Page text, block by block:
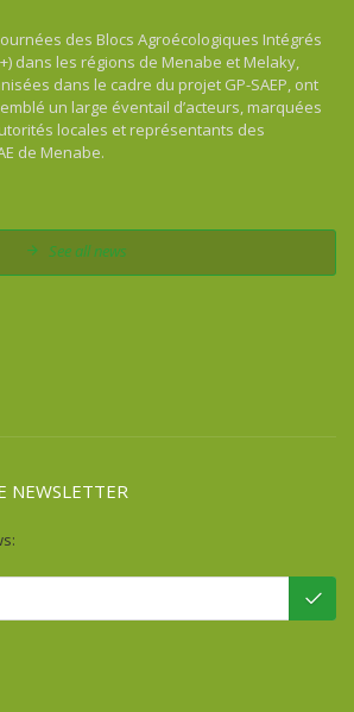
des Blocs Agroécologiques Intégrés
dans les régions de Menabe et Melaky,
dans le cadre du projet GP-SAEP, ont
un large éventail d’acteurs, marquées
locales et représentants des
de Menabe.
See all news
NEWSLETTER